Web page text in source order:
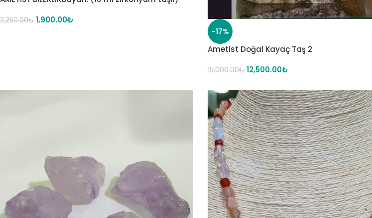
2,250.00₺ 1,900.00₺
-17%
Ametist Doğal Kayaç Taş 2
15,000.00₺ 12,500.00₺